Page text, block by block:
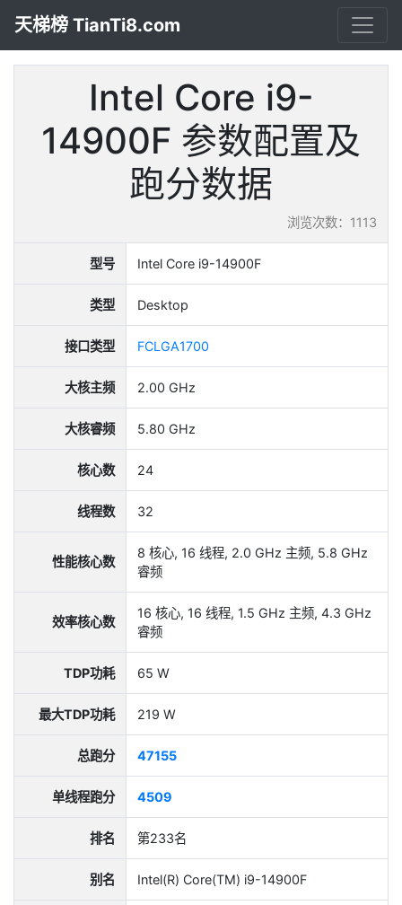
天梯榜 TianTi8.com
Intel Core i9-
14900F 参数配置及
跑分数据
浏览次数：1113
型号 Intel Core i9-14900F
类型 Desktop
接口类型 FCLGA1700
大核主频 2.00 GHz
大核睿频 5.80 GHz
核心数 24
线程数 32
性能核心数
8 核心, 16 线程, 2.0 GHz 主频, 5.8 GHz
睿频
效率核心数
16 核心, 16 线程, 1.5 GHz 主频, 4.3 GHz
睿频
TDP功耗 65 W
最大TDP功耗 219 W
总跑分 47155
单线程跑分 4509
排名 第233名
别名 Intel(R) Core(TM) i9-14900F